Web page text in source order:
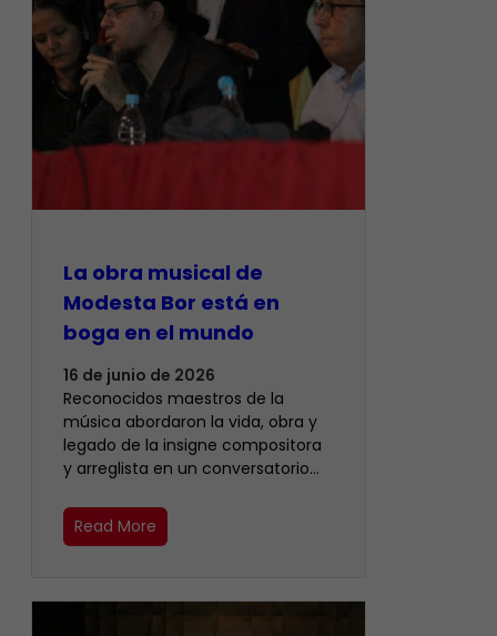
La obra musical de
Modesta Bor está en
boga en el mundo
16 de junio de 2026
Reconocidos maestros de la
música abordaron la vida, obra y
legado de la insigne compositora
y arreglista en un conversatorio…
Read More